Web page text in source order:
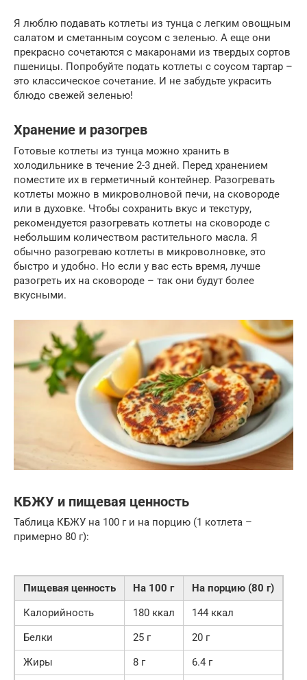
Я люблю подавать котлеты из тунца с легким овощным
салатом и сметанным соусом с зеленью. А еще они
прекрасно сочетаются с макаронами из твердых сортов
пшеницы. Попробуйте подать котлеты с соусом тартар –
это классическое сочетание. И не забудьте украсить
блюдо свежей зеленью!
Хранение и разогрев
Готовые котлеты из тунца можно хранить в
холодильнике в течение 2-3 дней. Перед хранением
поместите их в герметичный контейнер. Разогревать
котлеты можно в микроволновой печи, на сковороде
или в духовке. Чтобы сохранить вкус и текстуру,
рекомендуется разогревать котлеты на сковороде с
небольшим количеством растительного масла. Я
обычно разогреваю котлеты в микроволновке, это
быстро и удобно. Но если у вас есть время, лучше
разогреть их на сковороде – так они будут более
вкусными.
КБЖУ и пищевая ценность
Таблица КБЖУ на 100 г и на порцию (1 котлета –
примерно 80 г):
Пищевая ценность На 100 г
На порцию (80 г)
Калорийность
180 ккал
144 ккал
Белки
25 г
20 г
Жиры
8 г
6.4 г